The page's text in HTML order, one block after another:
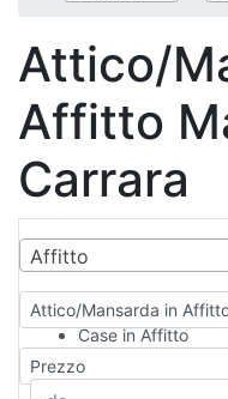
Attico/
Affitto
Carrara
Affitto
Attico/Mansarda in
Case in Affitto
Qualsiasi
Appartamento
Prezzo